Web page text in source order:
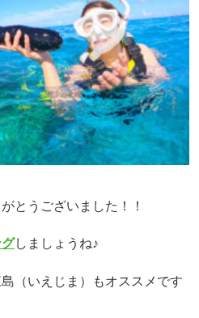
とうございました！！
しましょうね♪
（いえじま）もオススメです